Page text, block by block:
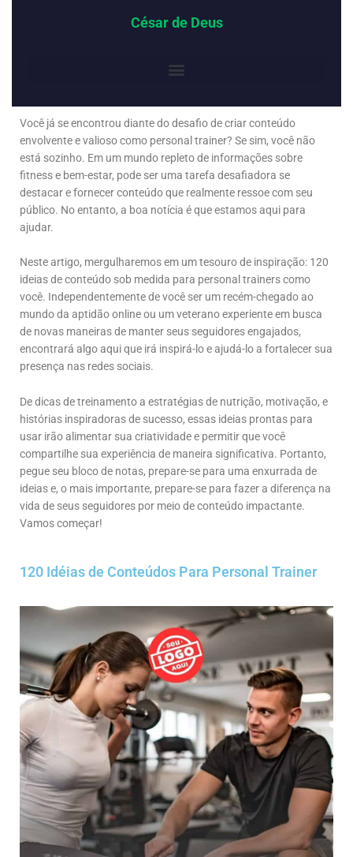
César de Deus
Você já se encontrou diante do desafio de criar conteúdo
envolvente e valioso como personal trainer? Se sim, você não
está sozinho. Em um mundo repleto de informações sobre
fitness e bem-estar, pode ser uma tarefa desafiadora se
destacar e fornecer conteúdo que realmente ressoe com seu
público. No entanto, a boa notícia é que estamos aqui para
ajudar.
Neste artigo, mergulharemos em um tesouro de inspiração: 120
ideias de conteúdo sob medida para personal trainers como
você. Independentemente de você ser um recém-chegado ao
mundo da aptidão online ou um veterano experiente em busca
de novas maneiras de manter seus seguidores engajados,
encontrará algo aqui que irá inspirá-lo e ajudá-lo a fortalecer sua
presença nas redes sociais.
De dicas de treinamento a estratégias de nutrição, motivação, e
histórias inspiradoras de sucesso, essas ideias prontas para
usar irão alimentar sua criatividade e permitir que você
compartilhe sua experiência de maneira significativa. Portanto,
pegue seu bloco de notas, prepare-se para uma enxurrada de
ideias e, o mais importante, prepare-se para fazer a diferença na
vida de seus seguidores por meio de conteúdo impactante.
Vamos começar!
120 Idéias de Conteúdos Para Personal Trainer